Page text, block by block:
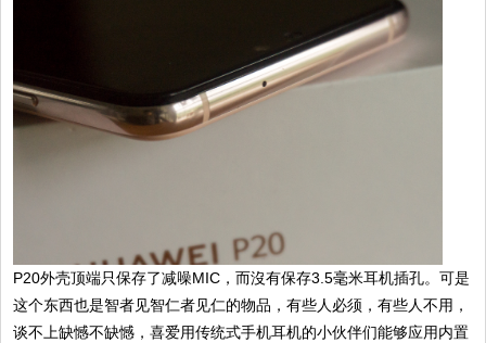
P20外壳顶端只保存了减噪MIC，而沒有保存3.5毫米耳机插孔。可是
这个东西也是智者见智仁者见仁的物品，有些人必须，有些人不用，
谈不上缺憾不缺憾，喜爱用传统式手机耳机的小伙伴们能够应用内置